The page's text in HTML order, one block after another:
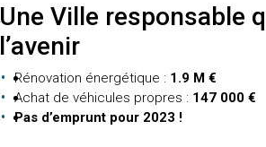
Une Ville responsable
l’avenir
Rénovation énergétique : 1.9 M €
Achat de véhicules propres : 147 000 €
Pas d’emprunt pour 2023 !